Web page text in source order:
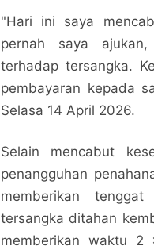
"Hari ini saya
pernah saya
terhadap tersangka.
pembayaran kepada
Selasa 14 April 2026.
Selain mencabut
penangguhan
memberikan
tersangka ditahan
memberikan waktu